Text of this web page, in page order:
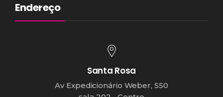
Endereço
Santa Rosa
Av Expedicionário Weber, 550